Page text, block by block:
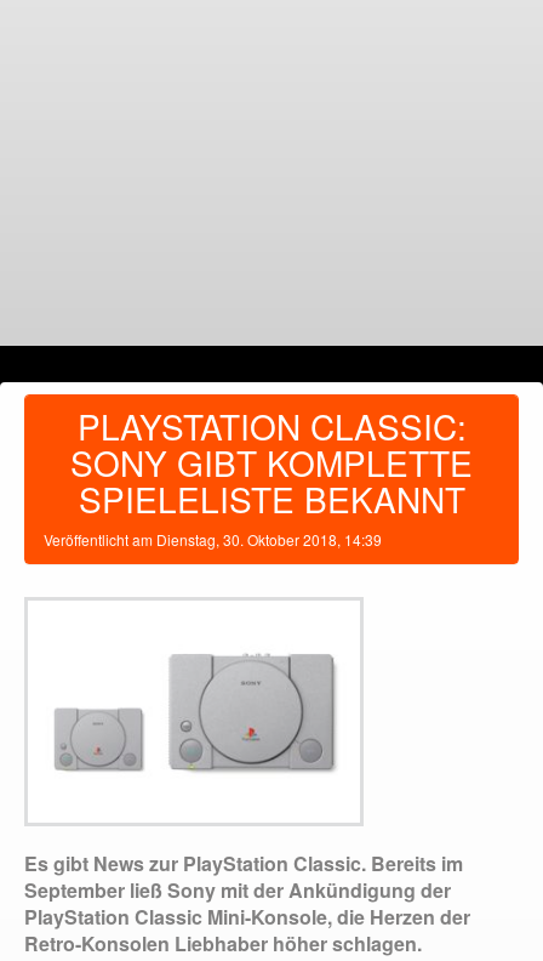
PLAYSTATION CLASSIC:
SONY GIBT KOMPLETTE
SPIELELISTE BEKANNT
Veröffentlicht am Dienstag, 30. Oktober 2018, 14:39
Es gibt News zur PlayStation Classic. Bereits im
September ließ Sony mit der Ankündigung der
PlayStation Classic Mini-Konsole, die Herzen der
Retro-Konsolen Liebhaber höher schlagen.